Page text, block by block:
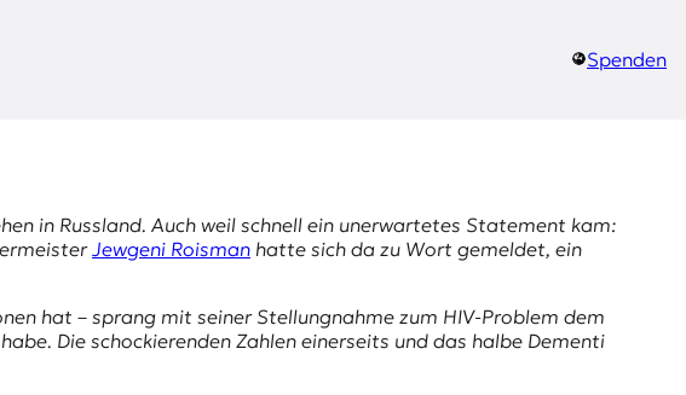
Spenden
in Russland. Auch weil schnell ein unerwartetes Statement kam:
Jewgeni Roisman hatte sich da zu Wort gemeldet, ein
hat – sprang mit seiner Stellungnahme zum HIV-Problem dem
Die schockierenden Zahlen einerseits und das halbe Dementi